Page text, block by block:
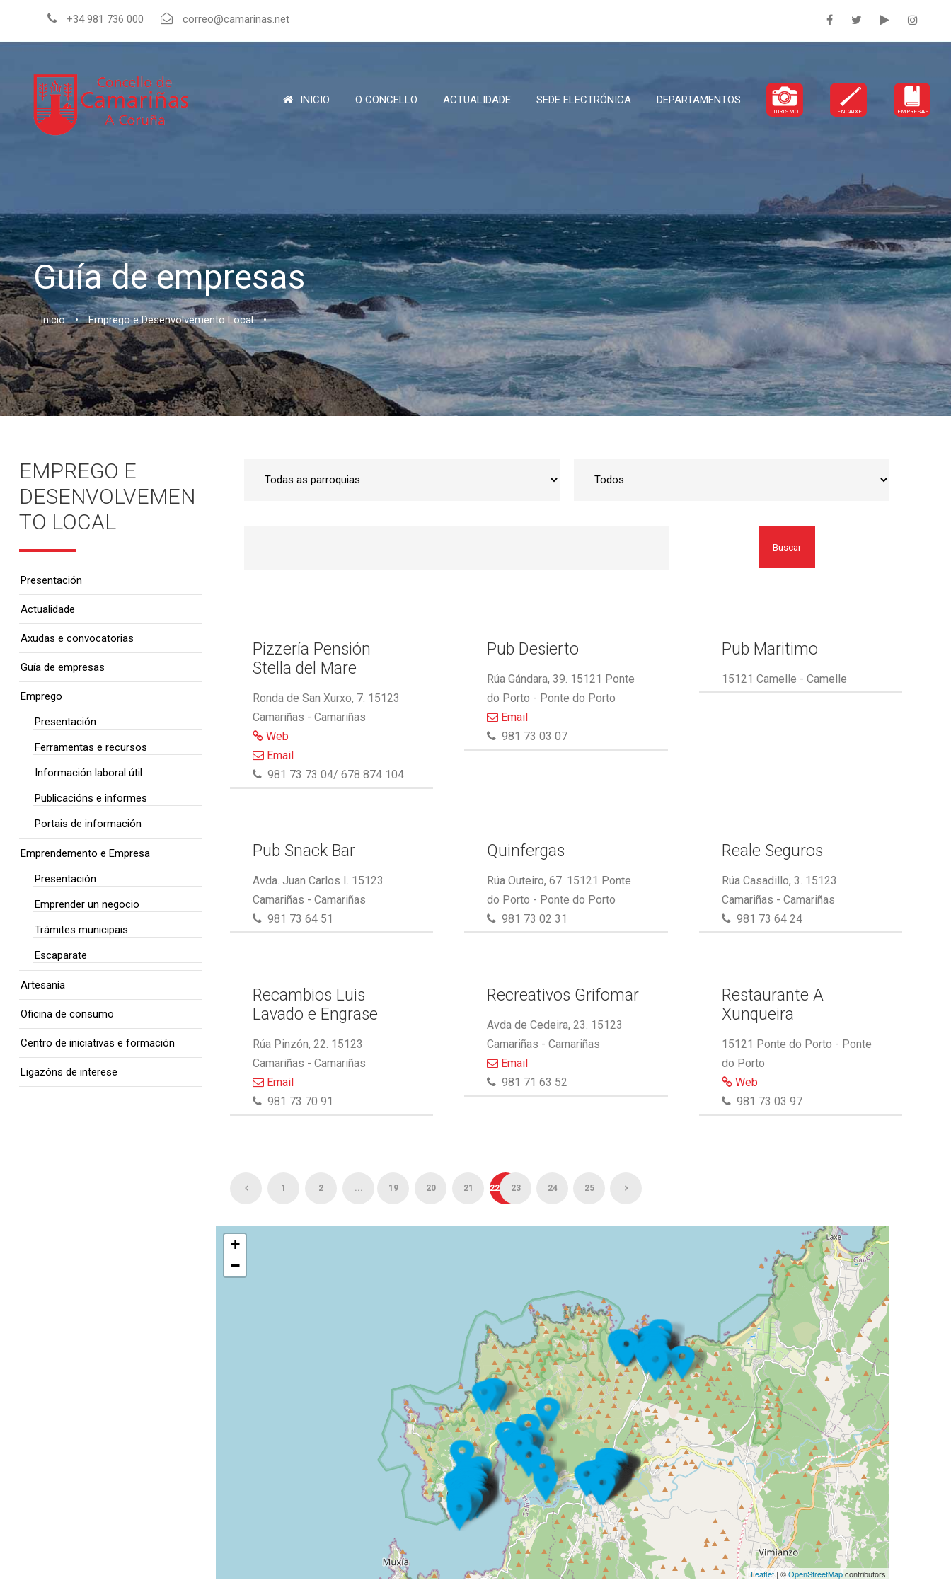
+34 981 736 000 correo@camarinas.net
INICIO O CONCELLO ACTUALIDADE SEDE ELECTRÓNICA DEPARTAMENTOS
TURISMO ENCAIXE EMPRESAS
Guía de empresas
Inicio • Emprego e Desenvolvemento Local •
Buscar
Pizzería Pensión
Stella del Mare
Ronda de San Xurxo, 7. 15123
Camariñas - Camariñas
Web
Email
981 73 73 04/ 678 874 104
Pub Desierto
Rúa Gándara, 39. 15121 Ponte
do Porto - Ponte do Porto
Email
981 73 03 07
Pub Maritimo
15121 Camelle - Camelle
Pub Snack Bar
Avda. Juan Carlos I. 15123
Camariñas - Camariñas
981 73 64 51
Quinfergas
Rúa Outeiro, 67. 15121 Ponte
do Porto - Ponte do Porto
981 73 02 31
Reale Seguros
Rúa Casadillo, 3. 15123
Camariñas - Camariñas
981 73 64 24
Recambios Luis
Lavado e Engrase
Rúa Pinzón, 22. 15123
Camariñas - Camariñas
Email
981 73 70 91
Recreativos Grifomar
Avda de Cedeira, 23. 15123
Camariñas - Camariñas
Email
981 71 63 52
Restaurante A
Xunqueira
15121 Ponte do Porto - Ponte
do Porto
Web
981 73 03 97
1 2 ... 19 20 21 22 23 24 25
+
−
Leaflet | ©OpenStreetMapcontributors
EMPREGO E
DESENVOLVEMEN
TO LOCAL
Presentación
Actualidade
Axudas e convocatorias
Guía de empresas
Emprego
Presentación
Ferramentas e recursos
Información laboral útil
Publicacións e informes
Portais de información
Emprendemento e Empresa
Presentación
Emprender un negocio
Trámites municipais
Escaparate
Artesanía
Oficina de consumo
Centro de iniciativas e formación
Ligazóns de interese